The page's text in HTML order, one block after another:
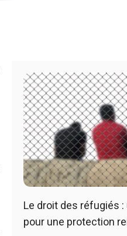
Le droit des réfugiés
pour une protection